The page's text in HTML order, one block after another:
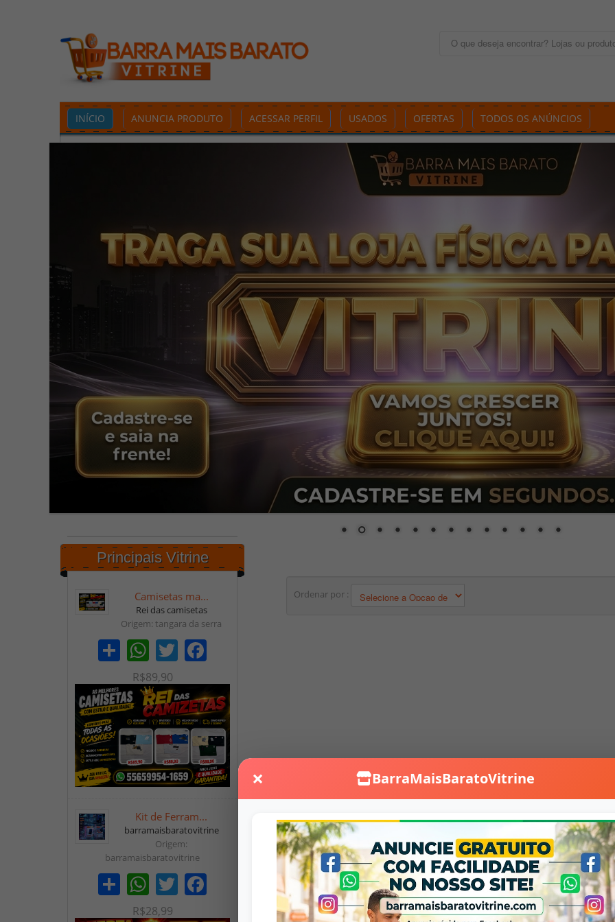
× BarraMaisBaratoVitrine
Falar no WhatsApp
INÍCIO ANUNCIA PRODUTO ACESSAR PERFIL USADOS OFERTAS TODOS OS ANÚNCIOS
Principais Vitrine
Camisetas ma...
Rei das camisetas
Origem: tangara da serra
Share WhatsAppTwitter Facebook
R$89,90
Kit de Ferram...
barramaisbaratovitrine
Origem:
barramaisbaratovitrine
Share WhatsAppTwitter Facebook
R$28,99
Ordenar por :